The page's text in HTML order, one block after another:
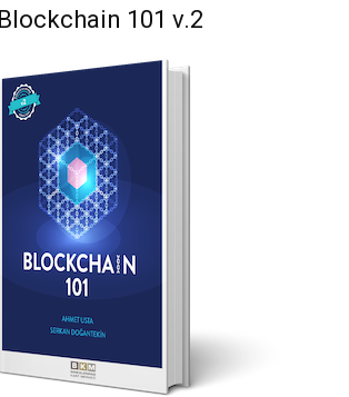
Blockchain 101 v.2